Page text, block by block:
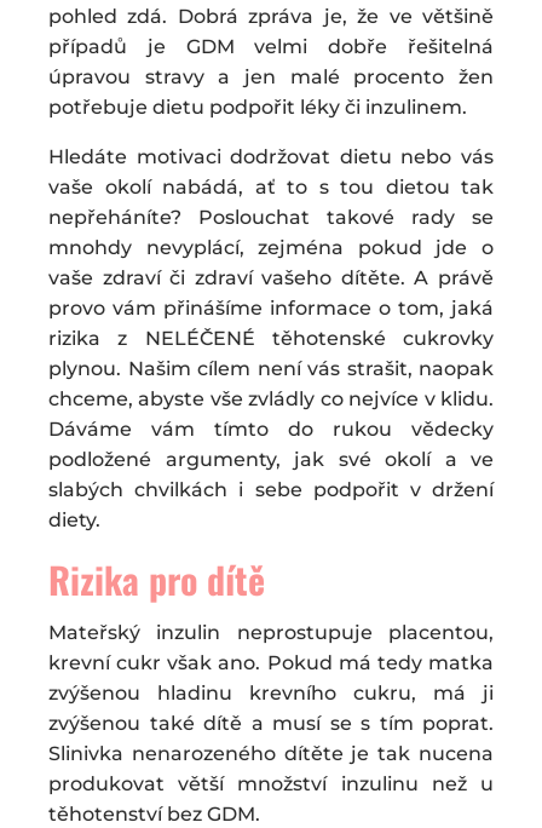
pohled zdá. Dobrá zpráva je, že ve většině
případů je GDM velmi dobře řešitelná
úpravou stravy a jen malé procento žen
potřebuje dietu podpořit léky či inzulinem.
Hledáte motivaci dodržovat dietu nebo vás
vaše okolí nabádá, ať to s tou dietou tak
nepřeháníte? Poslouchat takové rady se
mnohdy nevyplácí, zejména pokud jde o
vaše zdraví či zdraví vašeho dítěte. A právě
provo vám přinášíme informace o tom, jaká
rizika z NELÉČENÉ těhotenské cukrovky
plynou. Našim cílem není vás strašit, naopak
chceme, abyste vše zvládly co nejvíce v klidu.
Dáváme vám tímto do rukou vědecky
podložené argumenty, jak své okolí a ve
slabých chvilkách i sebe podpořit v držení
diety.
Rizika pro dítě
Mateřský inzulin neprostupuje placentou,
krevní cukr však ano. Pokud má tedy matka
zvýšenou hladinu krevního cukru, má ji
zvýšenou také dítě a musí se s tím poprat.
Slinivka nenarozeného dítěte je tak nucena
produkovat větší množství inzulinu než u
těhotenství bez GDM.